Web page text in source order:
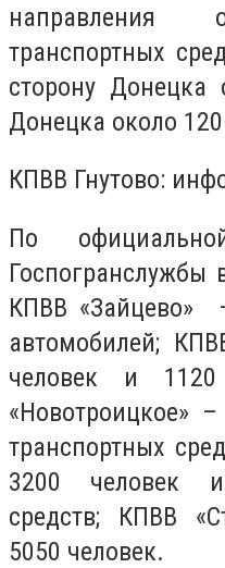
транспортных
сторону
Донецка около
КПВВ Гнутово:
По
Госпогранслужбы
КПВВ «Зайцево»
автомобилей;
человек и
«Новотроицкое»
транспортных
3200 человек
средств; КПВВ
5050 человек.